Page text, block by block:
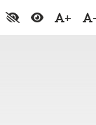
+ -